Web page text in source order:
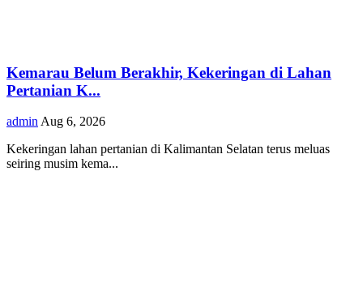
Kemarau Belum Berakhir, Kekeringan di Lahan
Pertanian K...
adminAug 6, 2026
Kekeringan lahan pertanian di Kalimantan Selatan terus meluas
seiring musim kema...